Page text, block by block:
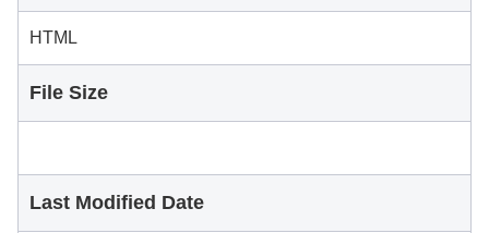
HTML
File Size
Last Modified Date